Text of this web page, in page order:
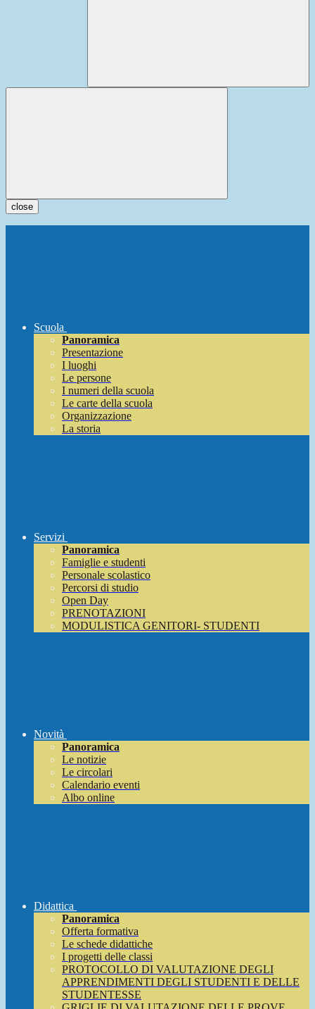
close
Scuola
Panoramica
Presentazione
I luoghi
Le persone
I numeri della scuola
Le carte della scuola
Organizzazione
La storia
Servizi
Panoramica
Famiglie e studenti
Personale scolastico
Percorsi di studio
Open Day
PRENOTAZIONI
MODULISTICA GENITORI- STUDENTI
Novità
Panoramica
Le notizie
Le circolari
Calendario eventi
Albo online
Didattica
Panoramica
Offerta formativa
Le schede didattiche
I progetti delle classi
PROTOCOLLO DI VALUTAZIONE DEGLI
APPRENDIMENTI DEGLI STUDENTI E DELLE
STUDENTESSE